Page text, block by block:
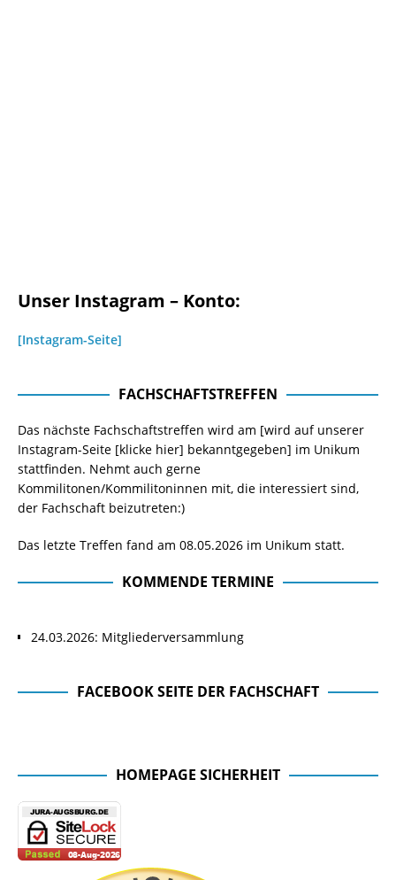
Unser Instagram – Konto:
[Instagram-Seite]
FACHSCHAFTSTREFFEN
Das nächste Fachschaftstreffen wird am [wird auf unserer
Instagram-Seite [klicke hier] bekanntgegeben] im Unikum
stattfinden. Nehmt auch gerne
Kommilitonen/Kommilitoninnen mit, die interessiert sind,
der Fachschaft beizutreten:)
Das letzte Treffen fand am 08.05.2026 im Unikum statt.
KOMMENDE TERMINE
24.03.2026: Mitgliederversammlung
FACEBOOK SEITE DER FACHSCHAFT
HOMEPAGE SICHERHEIT